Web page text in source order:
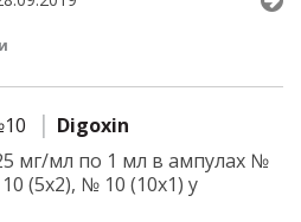
Digoxin
мг/мл по 1 мл в ампулах №
(5х2), № 10 (10х1) у